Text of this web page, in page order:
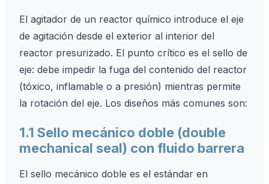
El agitador de un reactor químico introduce el eje
de agitación desde el exterior al interior del
reactor presurizado. El punto crítico es el sello de
eje: debe impedir la fuga del contenido del reactor
(tóxico, inflamable o a presión) mientras permite
la rotación del eje. Los diseños más comunes son:
1.1 Sello mecánico doble (double
mechanical seal) con fluido barrera
El sello mecánico doble es el estándar en